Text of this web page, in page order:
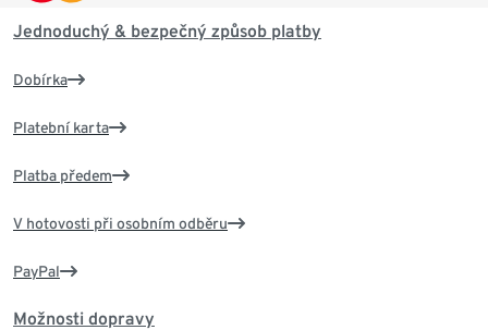
Jednoduchý & bezpečný způsob platby
Dobírka
Platební karta
Platba předem
V hotovosti při osobním odběru
PayPal
Možnosti dopravy